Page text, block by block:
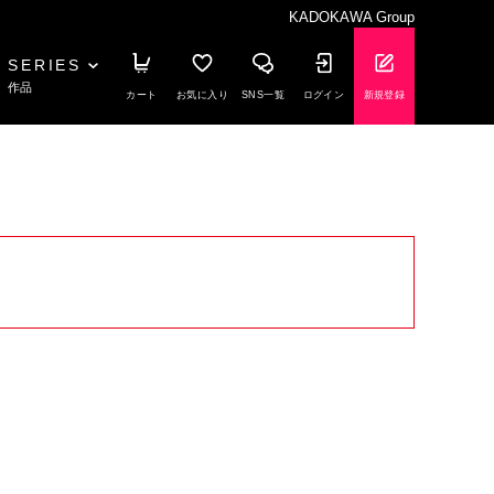
KADOKAWA Group
SERIES
作品
カート お気に入り SNS一覧 ログイン 新規登録